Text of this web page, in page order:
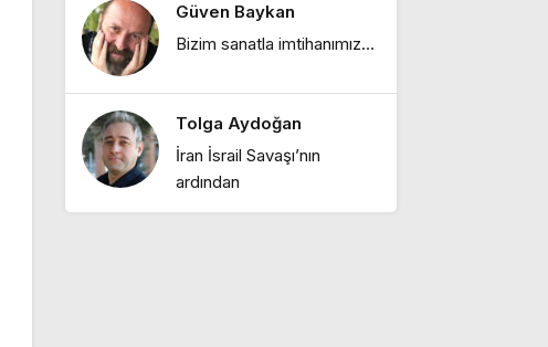
Melike Esra Karayel
"İçimizdeki dalgalar:
Ebru Bozcuk
"Mor salkımlar ve
İstanbul köşkleri"
Güven Baykan
Bizim sanatla imtihanımız…
Tolga Aydoğan
İran İsrail Savaşı’nın
ardından